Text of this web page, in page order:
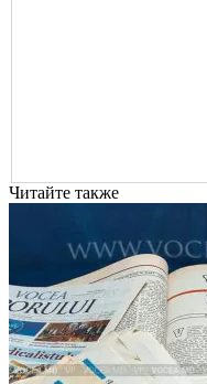
Читайте также